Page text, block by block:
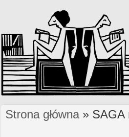
Jesteś tutaj
Strona główna» SAGA